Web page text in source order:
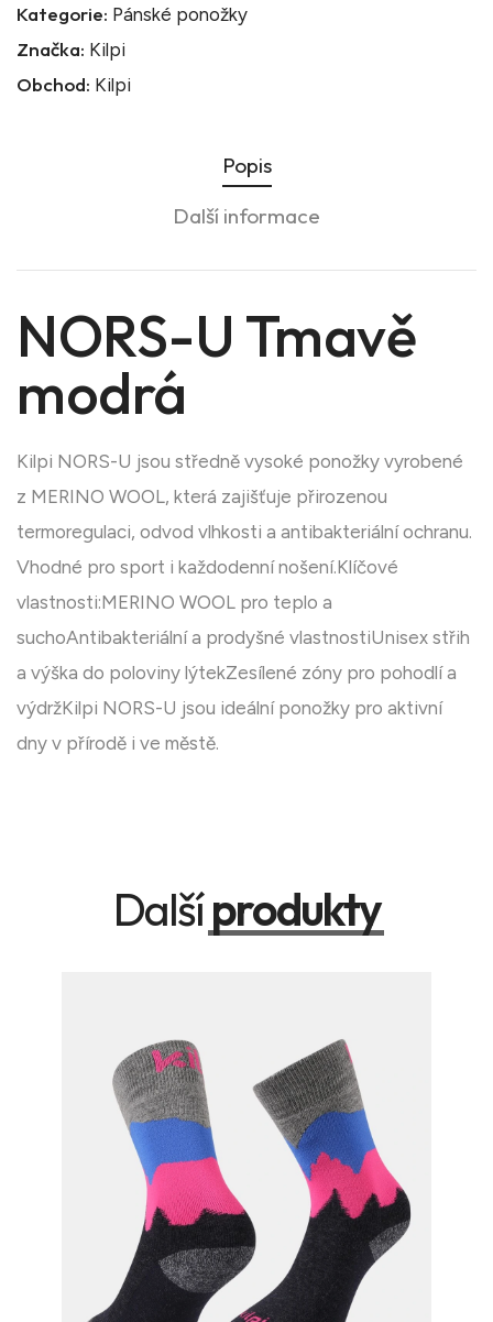
Kategorie: Pánské ponožky
Značka: Kilpi
Obchod: Kilpi
Popis
Další informace
NORS-U Tmavě
modrá
Kilpi NORS-U jsou středně vysoké ponožky vyrobené
z MERINO WOOL, která zajišťuje přirozenou
termoregulaci, odvod vlhkosti a antibakteriální ochranu.
Vhodné pro sport i každodenní nošení.Klíčové
vlastnosti:MERINO WOOL pro teplo a
suchoAntibakteriální a prodyšné vlastnostiUnisex střih
a výška do poloviny lýtekZesílené zóny pro pohodlí a
výdržKilpi NORS-U jsou ideální ponožky pro aktivní
dny v přírodě i ve městě.
Dalšíprodukty